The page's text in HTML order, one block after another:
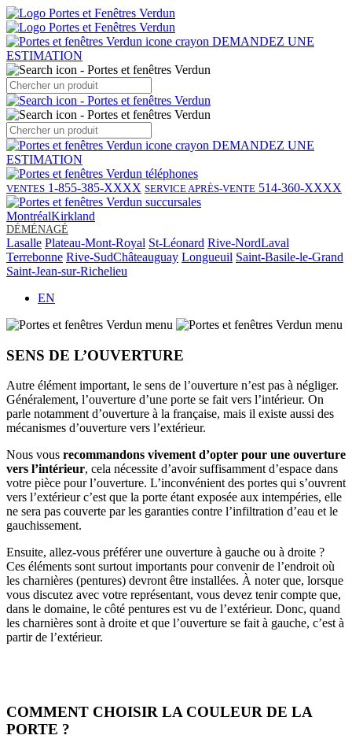
DEMANDEZ UNE
ESTIMATION
DEMANDEZ UNE
ESTIMATION
VENTES 1-855-385-XXXX SERVICE APRÈS-VENTE 514-360-XXXX
MontréalKirkland
DÉMÉNAGÉ
Lasalle Plateau-Mont-Royal St-Léonard Rive-NordLaval
Terrebonne Rive-SudChâteauguay Longueuil Saint-Basile-le-Grand
Saint-Jean-sur-Richelieu
EN
SENS DE L’OUVERTURE
Autre élément important, le sens de l’ouverture n’est pas à négliger.
Généralement, l’ouverture d’une porte se fait vers l’intérieur. On
parle notamment d’ouverture à la française, mais il existe aussi des
mécanismes d’ouverture vers l’extérieur.
Nous vous recommandons vivement d’opter pour une ouverture
vers l’intérieur, cela nécessite d’avoir suffisamment d’espace dans
votre pièce pour l’ouverture. L’inconvénient des portes qui s’ouvrent
vers l’extérieur c’est que la porte étant exposée aux intempéries, elle
ne sera pas couverte par les garanties contre l’infiltration d’eau et le
gauchissement.
Ensuite, allez-vous préférer une ouverture à gauche ou à droite ?
Ces éléments sont surtout importants pour convenir de l’endroit où
les charnières (pentures) devront être installées. À noter que, lorsque
vous discutez avec votre représentant, vous devez tenir compte que,
dans le domaine, le côté pentures est vu de l’extérieur. Donc, quand
les charnières sont à droite et que l’ouverture se fait à gauche, c’est à
partir de l’extérieur.
COMMENT CHOISIR LA COULEUR DE LA
PORTE ?